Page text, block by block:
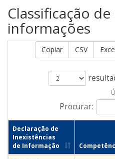
Classificação
informações
Copiar CSV
Procurar:
Declaração de
Inexistências
de Informação